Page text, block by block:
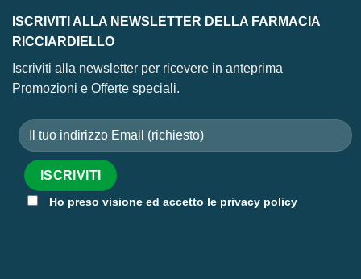
ISCRIVITI ALLA NEWSLETTER DELLA FARMACIA
RICCIARDIELLO
Iscriviti alla newsletter per ricevere in anteprima
Promozioni e Offerte speciali.
Ho preso visione ed accetto le privacy policy